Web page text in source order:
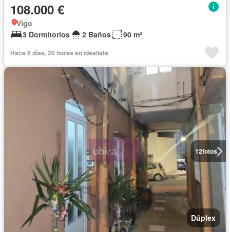
108.000 €
Vigo
3 Dormitorios
2 Baños 90 m²
Hace 6 días, 20 horas en idealista
12fotos
Dúplex